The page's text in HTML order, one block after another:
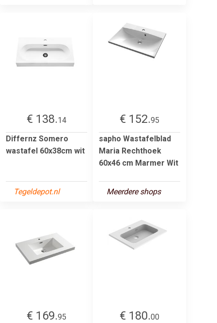
€ 138.14
Differnz Somero
wastafel 60x38cm wit
Tegeldepot.nl
€ 152.95
sapho Wastafelblad
Maria Rechthoek
60x46 cm Marmer Wit
Meerdere shops
€ 169.95
€ 180.00